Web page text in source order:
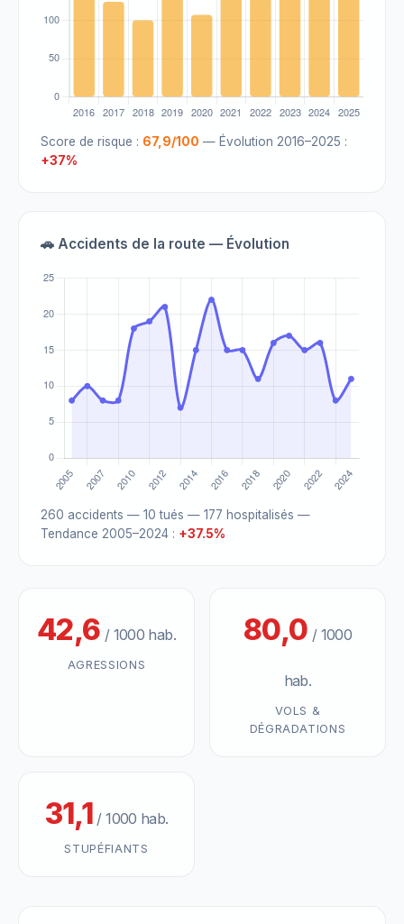
Score de risque : 67,9/100 — Évolution 2016–2025 :
+37%
🚗 Accidents de la route — Évolution
260 accidents — 10 tués — 177 hospitalisés —
Tendance 2005–2024 : +37.5%
42,6 / 1000 hab.
AGRESSIONS
80,0 / 1000
hab.
VOLS &
DÉGRADATIONS
31,1 / 1000 hab.
STUPÉFIANTS